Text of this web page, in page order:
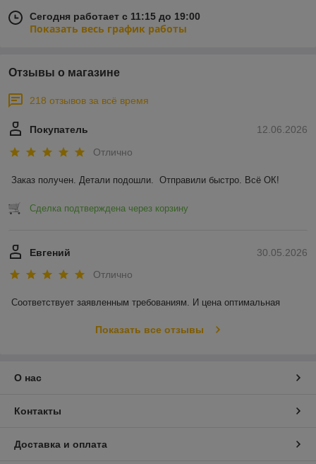
Сегодня работает с 11:15 до 19:00
Показать весь график работы
Отзывы о магазине
218 отзывов за всё время
12.06.2026
Покупатель
Отлично
Заказ получен. Детали подошли.  Отправили быстро. Всё ОК!
Сделка подтверждена через корзину
30.05.2026
Евгений
Отлично
Соответствует заявленным требованиям. И цена оптимальная
Показать все отзывы
О нас
Контакты
Доставка и оплата